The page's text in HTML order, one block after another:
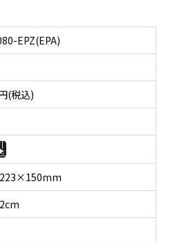
EPZ(EPA)
(税込)